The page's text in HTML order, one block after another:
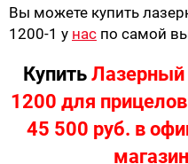
Вы можете купить
1200-1 у нас по самой
КупитьЛазерный
1200 для
45 500 руб. в